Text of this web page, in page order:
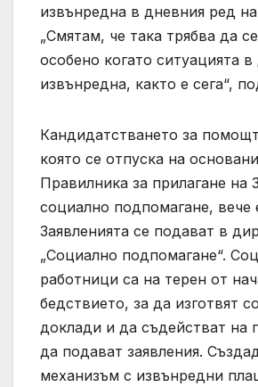
извънредна в дневния ред
„Смятам, че така трябва да
особено когато ситуацията
извънредна, както е сега“,
Кандидатстването за
която се отпуска на
Правилника за прилагане на
социално подпомагане, вече
Заявленията се подават в
„Социално подпомагане“.
работници са на терен от
бедствието, за да изготвят
доклади и да съдействат на
да подават заявления.
механизъм с извънредни